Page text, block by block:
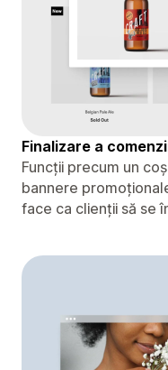
Finalizare a
Funcții precum un
bannere
face ca clienții să se